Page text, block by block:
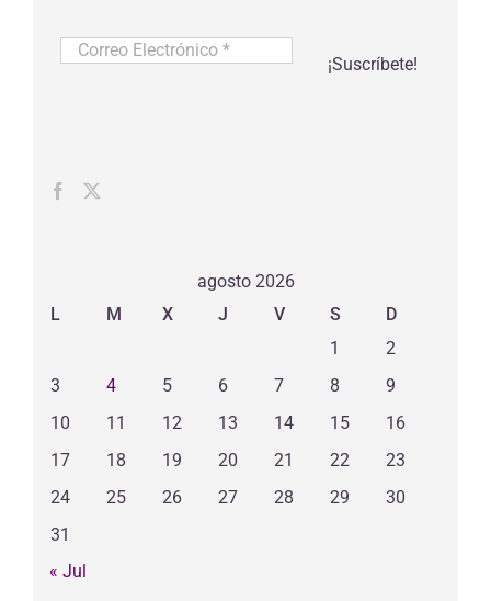
Correo
agosto 2026
L
M X J V S
D
1
2
3
4 5 6 7 8
9
10
11 12 13 14 15
16
17
18 19 20 21 22
23
24
25 26 27 28 29
30
31
« Jul